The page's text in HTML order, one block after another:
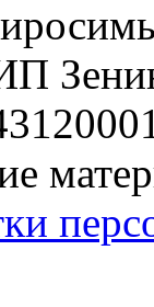
ИП